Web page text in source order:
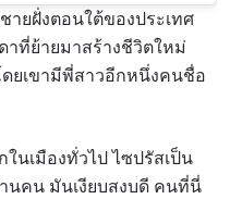
ายฝั่งตอนใต้ของประเทศ
าที่ย้ายมาสร้างชีวิตใหม่
ยเขามีพี่สาวอีกหนึ่งคนชื่อ
ในเมืองทั่วไปไซปรัสเป็น
นคน มันเงียบสงบดี คนที่นี่